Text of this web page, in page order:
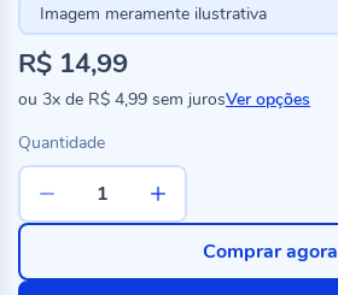
Imagem meramente ilustrativa
R$ 14,99
ou 3x de R$ 4,99 sem jurosVer opções
Quantidade
Comprar agora